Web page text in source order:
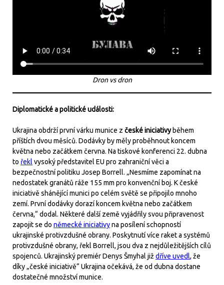
Dron vs dron
Diplomatické a politické události:
Ukrajina obdrží první várku munice z české iniciativyběhem
příštích dvou měsíců. Dodávky by měly proběhnout koncem
května nebo začátkem června. Na tiskové konferenci 22. dubna
to řekl vysoký představitel EU pro zahraniční věci a
bezpečnostní politiku Josep Borrell. „Nesmíme zapomínat na
nedostatek granátů ráže 155 mm pro konvenční boj. K české
iniciativě shánějící munici po celém světě se připojilo mnoho
zemí. První dodávky dorazí koncem května nebo začátkem
června,“ dodal. Některé další země vyjádřily svou připravenost
zapojit se do německé iniciativyna posílení schopností
ukrajinské protivzdušné obrany. Poskytnutí více raket a systémů
protivzdušné obrany, řekl Borrell, jsou dva z nejdůležitějších cílů
spojenců. Ukrajinský premiér Denys Šmyhal již dříve uvedl, že
díky „české iniciativě“ Ukrajina očekává, že od dubna dostane
dostatečné množství munice.